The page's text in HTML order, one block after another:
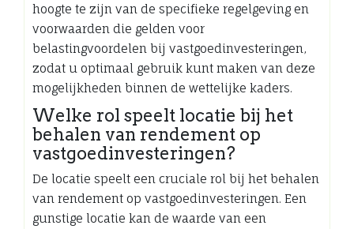
hoogte te zijn van de specifieke regelgeving en
voorwaarden die gelden voor
belastingvoordelen bij vastgoedinvesteringen,
zodat u optimaal gebruik kunt maken van deze
mogelijkheden binnen de wettelijke kaders.
Welke rol speelt locatie bij het
behalen van rendement op
vastgoedinvesteringen?
De locatie speelt een cruciale rol bij het behalen
van rendement op vastgoedinvesteringen. Een
gunstige locatie kan de waarde van een